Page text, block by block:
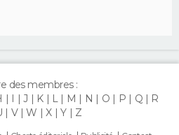
des membres :
I J K L M N O P Q
R
V W X Y Z